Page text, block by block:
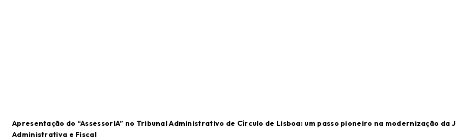
Apresentação do “AssessorIA” no Tribunal Administrativo de Círculo de Lisboa: um passo pioneiro na modernização da
Administrativa e Fiscal